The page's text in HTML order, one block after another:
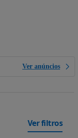
Ver anúncios
Ver filtros